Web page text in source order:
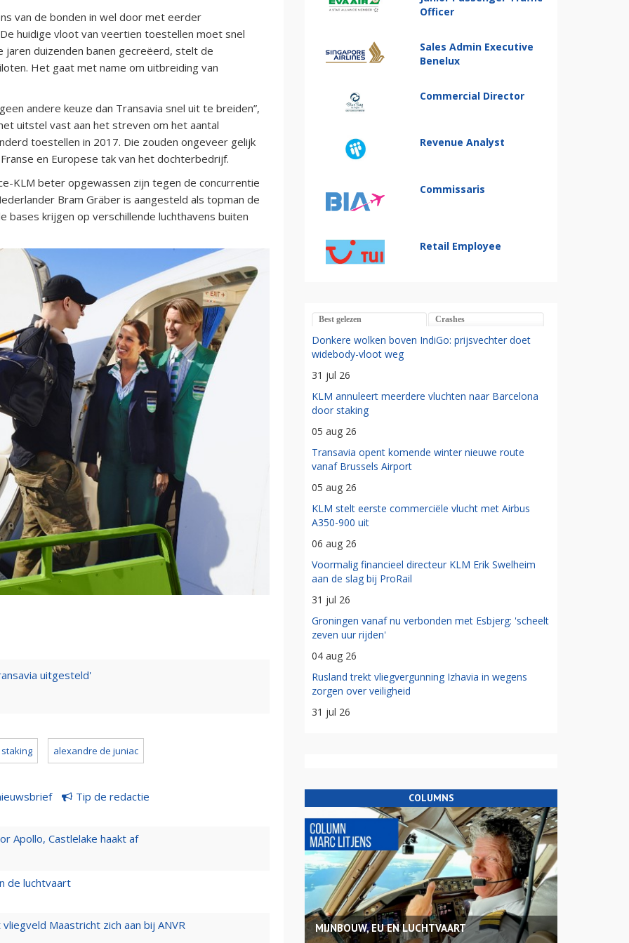
van de bonden in wel door met eerder
huidige vloot van veertien toestellen moet snel
duizenden banen gecreëerd, stelt de
Het gaat met name om uitbreiding van
andere keuze dan Transavia snel uit te breiden”,
uitstel vast aan het streven om het aantal
toestellen in 2017. Die zouden ongeveer gelijk
en Europese tak van het dochterbedrijf.
KLM beter opgewassen zijn tegen de concurrentie
Bram Gräber is aangesteld als topman de
krijgen op verschillende luchthavens buiten
uitgesteld'
staking alexandre de juniac
Tip de redactie
Apollo, Castlelake haakt af
de luchtvaart
Maastricht zich aan bij ANVR
Officer
Sales Admin Executive
Benelux
Commercial Director
Revenue Analyst
Commissaris
Retail Employee
Best gelezen Crashes
Donkere wolken boven IndiGo: prijsvechter doet
widebody-vloot weg
31 jul 26
KLM annuleert meerdere vluchten naar Barcelona
door staking
05 aug 26
Transavia opent komende winter nieuwe route
vanaf Brussels Airport
05 aug 26
KLM stelt eerste commerciële vlucht met Airbus
A350-900 uit
06 aug 26
Voormalig financieel directeur KLM Erik Swelheim
aan de slag bij ProRail
31 jul 26
Groningen vanaf nu verbonden met Esbjerg: 'scheelt
zeven uur rijden'
04 aug 26
Rusland trekt vliegvergunning Izhavia in wegens
zorgen over veiligheid
31 jul 26
COLUMNS
MIJNBOUW, EU EN LUCHTVAART